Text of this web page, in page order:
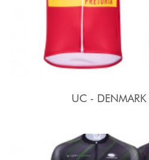
UC - DENMARK